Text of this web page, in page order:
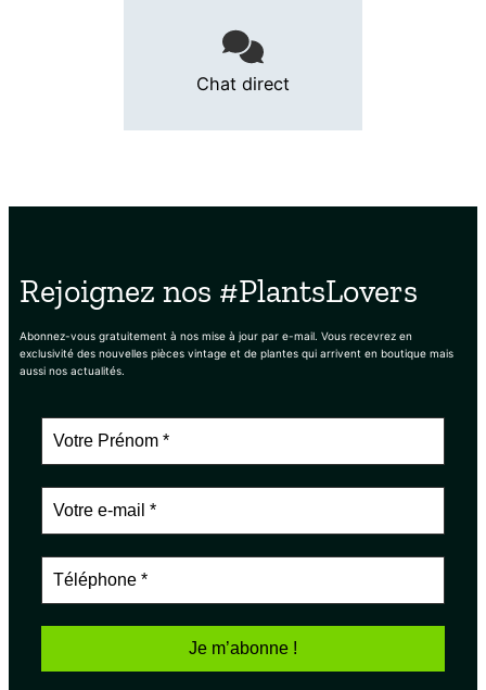
Chat direct
Rejoignez nos #PlantsLovers
Abonnez-vous gratuitement à nos mise à jour par e-mail. Vous recevrez en
exclusivité des nouvelles pièces vintage et de plantes qui arrivent en boutique mais
aussi nos actualités.